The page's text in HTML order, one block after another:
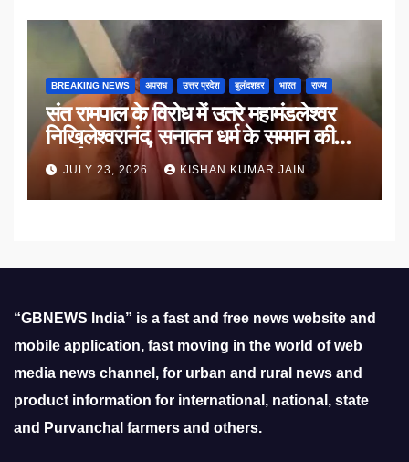
BREAKING NEWS अपराध उत्तर प्रदेश बुलंदशहर भारत राज्य
संत रामपाल के विरोध में उतरे महामंडलेश्वर
निखिलेश्वरानंद, सनातन धर्म के सम्मान की
उठाई मांग
JULY 23, 2026 KISHAN KUMAR JAIN
“GBNEWS India” is a fast and free news website and
mobile application, fast moving in the world of web
media news channel, for urban and rural news and
product information for international, national, state
and Purvanchal farmers and others.